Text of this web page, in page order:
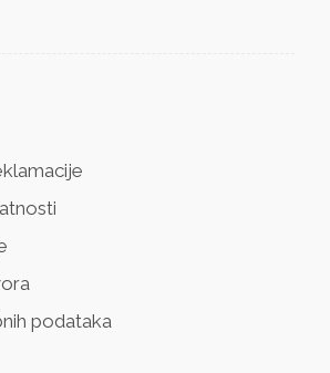
podataka